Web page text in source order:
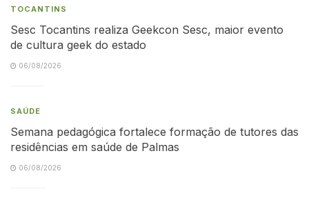
TOCANTINS
Sesc Tocantins realiza Geekcon Sesc, maior evento
de cultura geek do estado
06/08/2026
SAÚDE
Semana pedagógica fortalece formação de tutores das
residências em saúde de Palmas
06/08/2026